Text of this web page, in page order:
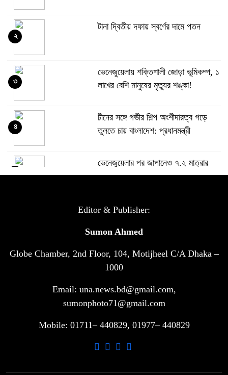
টানা দ্বিতীয় দফায় স্বর্ণের দামে পতন
২
ভেনেজুয়েলায় শক্তিশালী জোড়া ভূমিকম্প, ১
লাখের বেশি মানুষের মৃত্যুর শঙ্কা!
৩
চীনের সঙ্গে গভীর শিল্প অংশীদারত্ব গড়ে
তুলতে চায় বাংলাদেশ: প্রধানমন্ত্রী
৪
ভেনেজুয়েলার পর জাপানেও ৭.২ মাত্রার
শক্তিশালী ভূমিকম্প
টানা ৩ ম্যাচে গোল ভিনির, ইতিহাস বলছে
সরকারি ৩শ কেজি বই বিক্রির অভিযোগ
মাদ্রাসা সুপারের বিরুদ্ধে
গাড়ি বিক্রির পর মালিকানা পরিবর্তনে কঠোর
আ.লীগ ও বিএনপির বিরুদ্ধে সমানভাবে
Editor & Publisher:
Sumon Ahmed
Globe Chamber, 2nd Floor, 104, Motijheel C/A Dhaka –
1000
Email: una.news.bd@gmail.com,
sumonphoto71@gmail.com
Mobile: 01711– 440829, 01977– 440829